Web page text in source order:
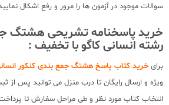
سوالات موجود در آزمون ها را مرور و رفع اشکال
خرید پاسخنامه تشریحی هشتگ
رشته انسانی کاگو با تخفیف :
برای خرید کتاب پاسخ هشتگ جمع بندی کنکور
ویژه و ارسال رایگان تا درب منزل می توانید پس از
انتخاب کتاب مورد نظر و طی مراحل سفارش تا